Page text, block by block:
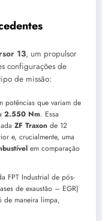
13, um propulsor
configurações de
de missão:
potências que variam de
2.550 Nm. Essa
ZF Traxon de 12
e, crucialmente, uma
em comparação
FPT Industrial de pós-
de exaustão – EGR)
de maneira limpa,